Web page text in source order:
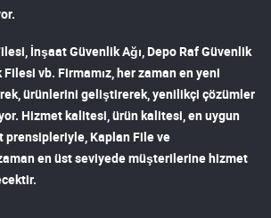
, İnşaat Güvenlik Ağı, Depo Raf Güvenlik
Filesi vb. Firmamız, her zaman en yeni
ürünlerini geliştirerek, yenilikçi çözümler
Hizmet kalitesi, ürün kalitesi, en uygun
prensipleriyle, Kaplan File ve
en üst seviyede müşterilerine hizmet